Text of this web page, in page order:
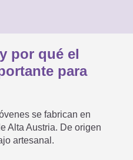
por qué el
para
se fabrican en
Alta Austria. De origen
artesanal.